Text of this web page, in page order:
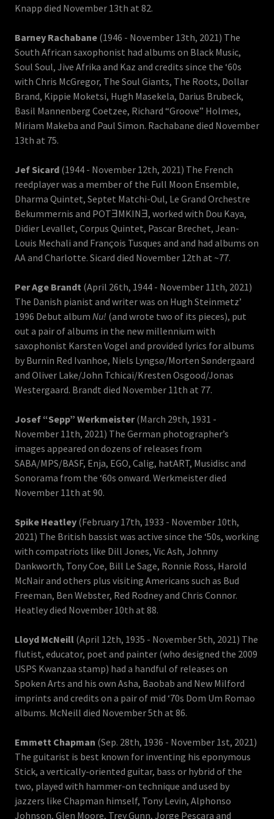
Knapp died November 13th at 82.
Barney Rachabane (1946 - November 13th, 2021) The
South African saxophonist had albums on Black Music,
Soul Soul, Jive Afrika and Kaz and credits since the ‘60s
with Chris McGregor, The Soul Giants, The Roots, Dollar
Brand, Kippie Moketsi, Hugh Masekela, Darius Brubeck,
Basil Mannenberg Coetzee, Richard “Groove” Holmes,
Miriam Makeba and Paul Simon. Rachabane died November
13th at 75.
Jef Sicard (1944 - November 12th, 2021) The French
reedplayer was a member of the Full Moon Ensemble,
Dharma Quintet, Septet Matchi-Oul, Le Grand Orchestre
Bekummernis and POTƎMKINƎ, worked with Dou Kaya,
Didier Levallet, Corpus Quintet, Pascar Brechet, Jean-
Louis Mechali and François Tusques and and had albums on
AA and Charlotte. Sicard died November 12th at ~77.
Per Age Brandt (April 26th, 1944 - November 11th, 2021)
The Danish pianist and writer was on Hugh Steinmetz’
1996 Debut album Nu! (and wrote two of its pieces), put
out a pair of albums in the new millennium with
saxophonist Karsten Vogel and provided lyrics for albums
by Burnin Red Ivanhoe, Niels Lyngsø/Morten Søndergaard
and Oliver Lake/John Tchicai/Kresten Osgood/Jonas
Westergaard. Brandt died November 11th at 77.
Josef “Sepp” Werkmeister(March 29th, 1931 -
November 11th, 2021) The German photographer’s
images appeared on dozens of releases from
SABA/MPS/BASF, Enja, EGO, Calig, hatART, Musidisc and
Sonorama from the ‘60s onward. Werkmeister died
November 11th at 90.
Spike Heatley (February 17th, 1933 - November 10th,
2021) The British bassist was active since the ‘50s, working
with compatriots like Dill Jones, Vic Ash, Johnny
Dankworth, Tony Coe, Bill Le Sage, Ronnie Ross, Harold
McNair and others plus visiting Americans such as Bud
Freeman, Ben Webster, Red Rodney and Chris Connor.
Heatley died November 10th at 88.
Lloyd McNeill (April 12th, 1935 - November 5th, 2021) The
flutist, educator, poet and painter (who designed the 2009
USPS Kwanzaa stamp) had a handful of releases on
Spoken Arts and his own Asha, Baobab and New Milford
imprints and credits on a pair of mid ‘70s Dom Um Romao
albums. McNeill died November 5th at 86.
Emmett Chapman (Sep. 28th, 1936 - November 1st, 2021)
The guitarist is best known for inventing his eponymous
Stick, a vertically-oriented guitar, bass or hybrid of the
two, played with hammer-on technique and used by
jazzers like Chapman himself, Tony Levin, Alphonso
Johnson, Glen Moore, Trey Gunn, Jorge Pescara and